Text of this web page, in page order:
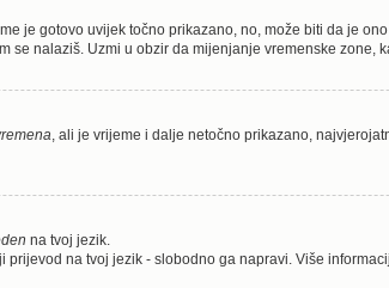
je gotovo uvijek točno prikazano, no, može biti da je
nalaziš. Uzmi u obzir da mijenjanje vremenske zone,
, ali je vrijeme i dalje netočno prikazano,
na tvoj jezik.
na tvoj jezik - slobodno ga napravi. Više